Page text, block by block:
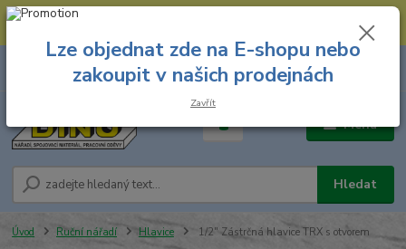
--- Spojovací materiál: 774 431 045 --- Prodejna nářadí: 731 449 423 --
Menu
Hledat
8.00 hod. - 16.00 hod.
za
Úvod Ruční nářadí Hlavice 1/2" Zástrčná hlavice TRX s otvorem
Lze objednat zde na E-shopu nebo
zakoupit v našich prodejnách
Zavřít